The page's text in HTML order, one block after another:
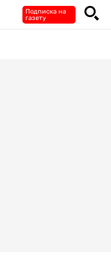
Подписка на
газету